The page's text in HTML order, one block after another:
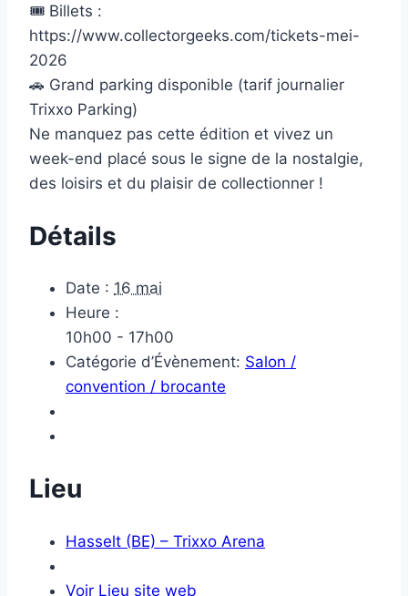
🎟 Billets :
https://www.collectorgeeks.com/tickets-mei-
2026
🚗 Grand parking disponible (tarif journalier
Trixxo Parking)
Ne manquez pas cette édition et vivez un
week-end placé sous le signe de la nostalgie,
des loisirs et du plaisir de collectionner !
Détails
Date : 16 mai
Heure :
10h00 - 17h00
Catégorie d’Évènement: Salon /
convention / brocante
Lieu
Hasselt (BE) – Trixxo Arena
Voir Lieu site web